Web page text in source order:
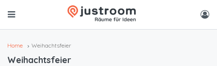
Home Weihachtsfeier
Weihachtsfeier